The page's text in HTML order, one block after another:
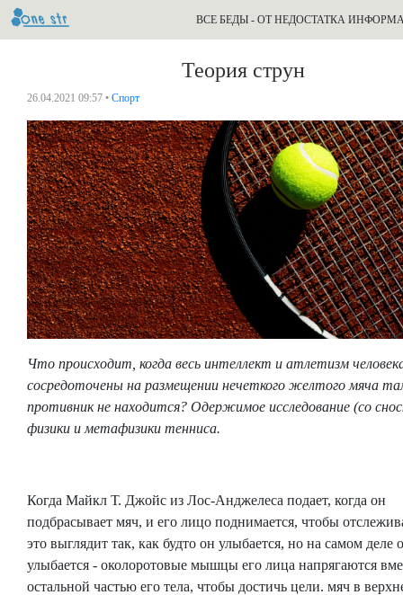
ВСЕ БЕДЫ - ОТ НЕДОСТАТКА
Теория струн
26.04.2021 09:57 • Спорт
Что происходит, когда весь интеллект и атлетизм
сосредоточены на размещении нечеткого желтого мяча
противник не находится? Одержимое исследование (со
физики и метафизики тенниса.
Когда Майкл Т. Джойс из Лос-Анджелеса подает, когда он
подбрасывает мяч, и его лицо поднимается, чтобы
это выглядит так, как будто он улыбается, но на самом деле
улыбается - околоротовые мышцы его лица напрягаются
остальной частью его тела, чтобы достичь цели. мяч в